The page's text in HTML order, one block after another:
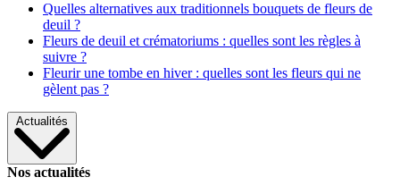
Quelles alternatives aux traditionnels bouquets de fleurs de
deuil ?
Fleurs de deuil et crématoriums : quelles sont les règles à
suivre ?
Fleurir une tombe en hiver : quelles sont les fleurs qui ne
gèlent pas ?
Actualités
Nos actualités